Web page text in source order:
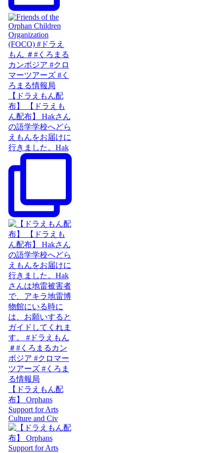
【ドラえもん配
布】 【ドラえも
ん配布】 Hakさん
の語学学校へどら
えもんをお届けに
行きました。Hak
【ドラえもん配
布】 Orphans
Support for Arts
Culture and Civ